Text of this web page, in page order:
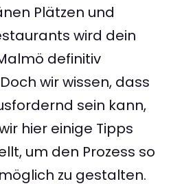
Plätzen und
wird dein
definitiv
wir wissen, dass
sein kann,
hier einige Tipps
um den Prozess so
zu gestalten.